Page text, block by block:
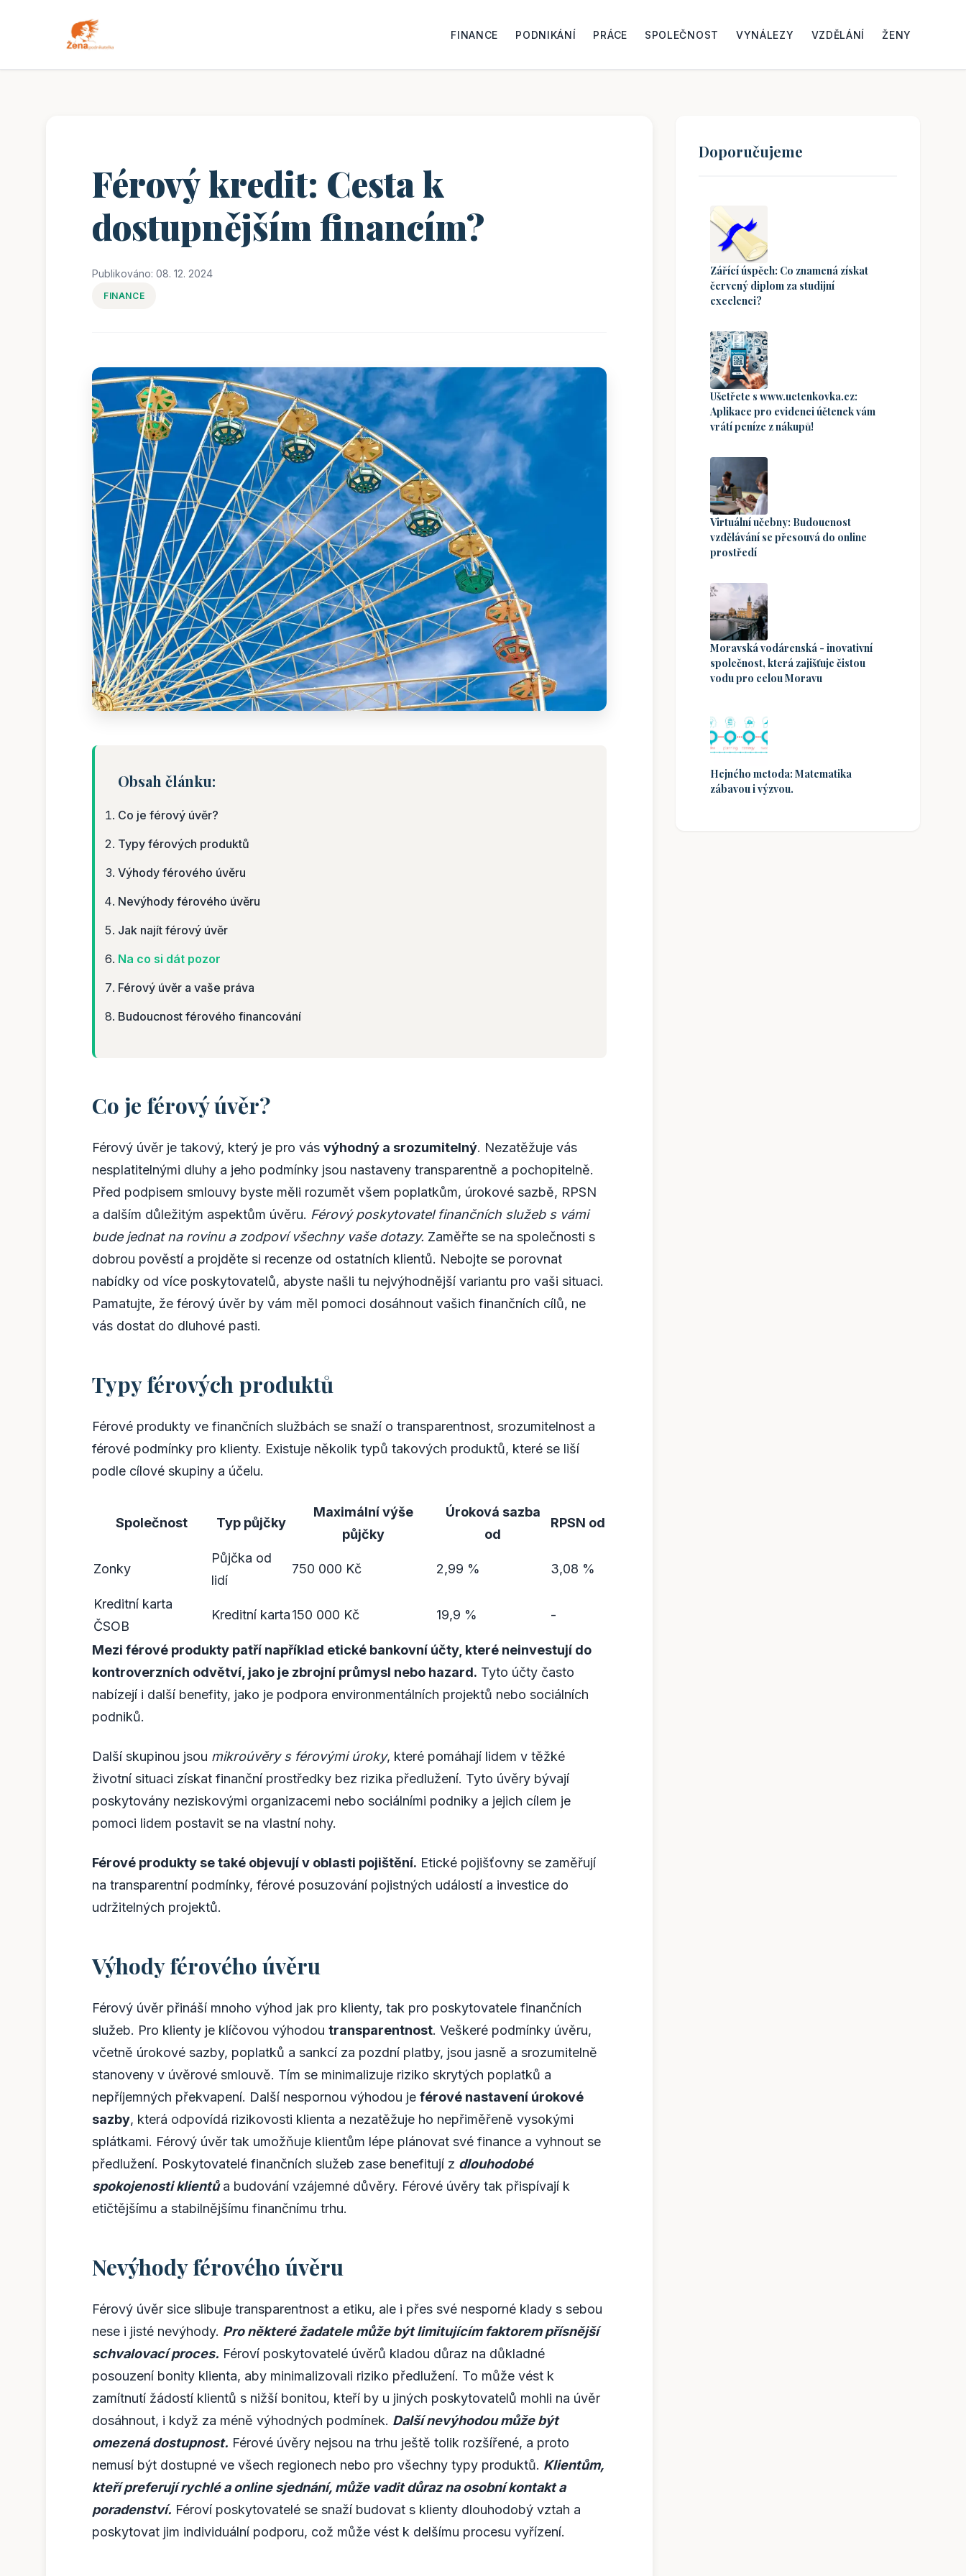
FINANCE PODNIKÁNÍ PRÁCE SPOLEČNOST VYNÁLEZY VZDĚLÁNÍ ŽENY
Férový kredit: Cesta k
dostupnějším financím?
Publikováno: 08. 12. 2024
FINANCE
Obsah článku:
Co je férový úvěr?
Typy férových produktů
Výhody férového úvěru
Nevýhody férového úvěru
Jak najít férový úvěr
Na co si dát pozor
Férový úvěr a vaše práva
Budoucnost férového financování
Co je férový úvěr?
Férový úvěr je takový, který je pro vás výhodný a srozumitelný. Nezatěžuje vás
nesplatitelnými dluhy a jeho podmínky jsou nastaveny transparentně a pochopitelně.
Před podpisem smlouvy byste měli rozumět všem poplatkům, úrokové sazbě, RPSN
a dalším důležitým aspektům úvěru. Férový poskytovatel finančních služeb s vámi
bude jednat na rovinu a zodpoví všechny vaše dotazy. Zaměřte se na společnosti s
dobrou pověstí a projděte si recenze od ostatních klientů. Nebojte se porovnat
nabídky od více poskytovatelů, abyste našli tu nejvýhodnější variantu pro vaši situaci.
Pamatujte, že férový úvěr by vám měl pomoci dosáhnout vašich finančních cílů, ne
vás dostat do dluhové pasti.
Typy férových produktů
Férové produkty ve finančních službách se snaží o transparentnost, srozumitelnost a
férové podmínky pro klienty. Existuje několik typů takových produktů, které se liší
podle cílové skupiny a účelu.
Společnost Typ půjčky
Maximální výše
půjčky
Úroková sazba
od
RPSN od
Zonky
Půjčka od
lidí
750 000 Kč 2,99 % 3,08 %
Kreditní karta
ČSOB
Kreditní karta150 000 Kč 19,9 % -
Mezi férové produkty patří například etické bankovní účty, které neinvestují do
kontroverzních odvětví, jako je zbrojní průmysl nebo hazard. Tyto účty často
nabízejí i další benefity, jako je podpora environmentálních projektů nebo sociálních
podniků.
Další skupinou jsou mikroúvěry s férovými úroky, které pomáhají lidem v těžké
životní situaci získat finanční prostředky bez rizika předlužení. Tyto úvěry bývají
poskytovány neziskovými organizacemi nebo sociálními podniky a jejich cílem je
pomoci lidem postavit se na vlastní nohy.
Férové produkty se také objevují v oblasti pojištění. Etické pojišťovny se zaměřují
na transparentní podmínky, férové posuzování pojistných událostí a investice do
udržitelných projektů.
Výhody férového úvěru
Férový úvěr přináší mnoho výhod jak pro klienty, tak pro poskytovatele finančních
služeb. Pro klienty je klíčovou výhodou transparentnost. Veškeré podmínky úvěru,
včetně úrokové sazby, poplatků a sankcí za pozdní platby, jsou jasně a srozumitelně
stanoveny v úvěrové smlouvě. Tím se minimalizuje riziko skrytých poplatků a
nepříjemných překvapení. Další nespornou výhodou je férové nastavení úrokové
sazby, která odpovídá rizikovosti klienta a nezatěžuje ho nepřiměřeně vysokými
splátkami. Férový úvěr tak umožňuje klientům lépe plánovat své finance a vyhnout se
předlužení. Poskytovatelé finančních služeb zase benefitují z dlouhodobé
spokojenosti klientůa budování vzájemné důvěry. Férové úvěry tak přispívají k
etičtějšímu a stabilnějšímu finančnímu trhu.
Nevýhody férového úvěru
Férový úvěr sice slibuje transparentnost a etiku, ale i přes své nesporné klady s sebou
nese i jisté nevýhody. Pro některé žadatele může být limitujícím faktorem přísnější
schvalovací proces. Féroví poskytovatelé úvěrů kladou důraz na důkladné
posouzení bonity klienta, aby minimalizovali riziko předlužení. To může vést k
zamítnutí žádostí klientů s nižší bonitou, kteří by u jiných poskytovatelů mohli na úvěr
dosáhnout, i když za méně výhodných podmínek. Další nevýhodou může být
omezená dostupnost. Férové úvěry nejsou na trhu ještě tolik rozšířené, a proto
nemusí být dostupné ve všech regionech nebo pro všechny typy produktů. Klientům,
kteří preferují rychlé a online sjednání, může vadit důraz na osobní kontakt a
poradenství. Féroví poskytovatelé se snaží budovat s klienty dlouhodobý vztah a
poskytovat jim individuální podporu, což může vést k delšímu procesu vyřízení.
Doporučujeme
Zářící úspěch: Co znamená získat
červený diplom za studijní
excelenci?
Ušetřete s www.uctenkovka.cz:
Aplikace pro evidenci účtenek vám
vrátí peníze z nákupů!
Virtuální učebny: Budoucnost
vzdělávání se přesouvá do online
prostředí
Moravská vodárenská - inovativní
společnost, která zajišťuje čistou
vodu pro celou Moravu
Hejného metoda: Matematika
zábavou i výzvou.